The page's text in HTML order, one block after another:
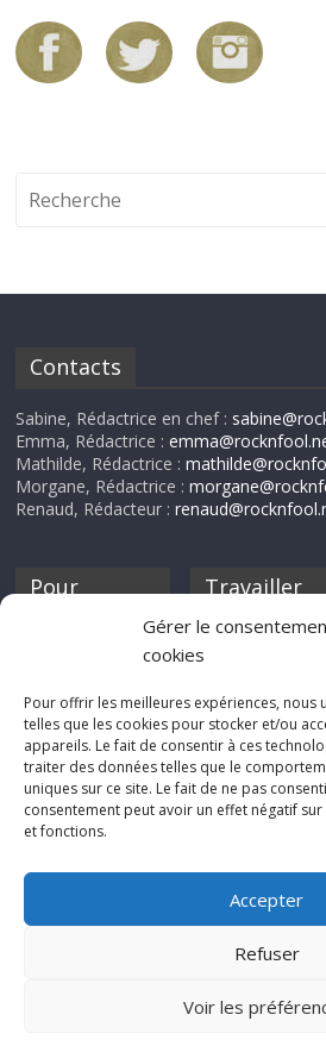
Gérer le
cookies
Pour offrir les meilleures expériences, nous
telles que les cookies pour stocker et/ou
appareils. Le fait de consentir à ces
traiter des données telles que le
uniques sur ce site. Le fait de ne pas
consentement peut avoir un effet négatif
et fonctions.
Accepter
Refuser
Voir les
Contacts
Sabine, Rédactrice en chef :
Emma, Rédactrice :
Mathilde, Rédactrice :
Morgane, Rédactrice :
Renaud, Rédacteur :
Pour
discothèque
Travailler
Si tu souhaites
Rocknfool,
pas à nous
tes chroniques
concerts, de
séries ou des
d'humeur :
net